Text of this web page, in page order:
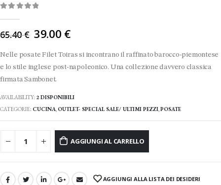
65.40€ Il
originale
era:
65.40 €.
39.00 €
Nelle posate Filet Toiras si incontrano il raffinato barocco-piemontese
e lo stile inglese post-napoleonico. Una collezione davvero classica
firmata Sambonet.
AVAILABILITY: 2 DISPONIBILI
CATEGORIE: CUCINA, OUTLET- SPECIAL SALE/ ULTIMI PEZZI,POSATE
AGGIUNGI AL CARRELLO
AGGIUNGI ALLA LISTA DEI DESIDERI